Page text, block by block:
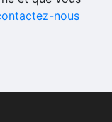
nous